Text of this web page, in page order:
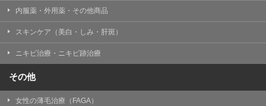
内服薬・外用薬・その他商品
スキンケア（美白・しみ・肝斑）
ニキビ治療・ニキビ跡治療
その他
女性の薄毛治療（FAGA）